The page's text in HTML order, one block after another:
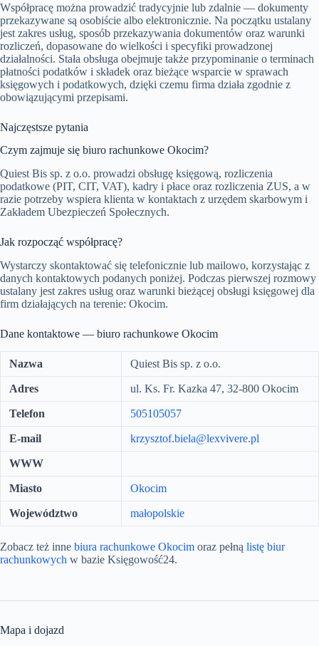
Współpracę można prowadzić tradycyjnie lub zdalnie — dokumenty
przekazywane są osobiście albo elektronicznie. Na początku ustalany
jest zakres usług, sposób przekazywania dokumentów oraz warunki
rozliczeń, dopasowane do wielkości i specyfiki prowadzonej
działalności. Stała obsługa obejmuje także przypominanie o terminach
płatności podatków i składek oraz bieżące wsparcie w sprawach
księgowych i podatkowych, dzięki czemu firma działa zgodnie z
obowiązującymi przepisami.
Najczęstsze pytania
Czym zajmuje się biuro rachunkowe Okocim?
Quiest Bis sp. z o.o. prowadzi obsługę księgową, rozliczenia
podatkowe (PIT, CIT, VAT), kadry i płace oraz rozliczenia ZUS, a w
razie potrzeby wspiera klienta w kontaktach z urzędem skarbowym i
Zakładem Ubezpieczeń Społecznych.
Jak rozpocząć współpracę?
Wystarczy skontaktować się telefonicznie lub mailowo, korzystając z
danych kontaktowych podanych poniżej. Podczas pierwszej rozmowy
ustalany jest zakres usług oraz warunki bieżącej obsługi księgowej dla
firm działających na terenie: Okocim.
Dane kontaktowe — biuro rachunkowe Okocim
Nazwa Quiest Bis sp. z o.o.
Adres ul. Ks. Fr. Kazka 47, 32-800 Okocim
Telefon 505105057
E-mail krzysztof.biela@lexvivere.pl
WWW
Miasto Okocim
Województwo małopolskie
Zobacz też inne biura rachunkowe Okocim oraz pełną listę biur
rachunkowych w bazie Księgowość24.
Mapa i dojazd